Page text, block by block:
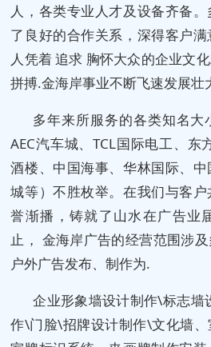
人，各类专业人才及设备齐备
了良好的合作关系，深得客户
人凭着 追求 胸怀大众的企业文
拼搏.金海岸事业不断飞速发展壮
多年来所服务的各类知名大
AEC汽车城、TCL国际电工、东
酒楼、中国海事、华林国际、
城等）不胜枚举。在我们与客
誉渐播，铸就了山水在广告业
止， 金海岸广告的经营范围涉
户外广告发布、制作为.
企业形象墙设计制作\标志
作\门脸\招牌设计制作\文化墙